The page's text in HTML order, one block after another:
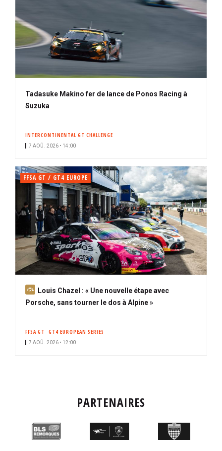
Tadasuke Makino fer de lance de Ponos Racing à
Suzuka
INTERCONTINENTAL GT CHALLENGE
7 AOÛ. 2026 • 14:00
FFSA GT / GT4 EUROPE
A
b
Louis Chazel : « Une nouvelle étape avec
Porsche, sans tourner le dos à Alpine »
FFSA GT GT4 EUROPEAN SERIES
7 AOÛ. 2026 • 12:00
PARTENAIRES